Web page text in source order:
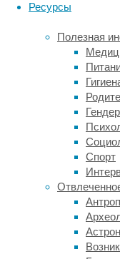
Ресурсы
Полезная
Спорт
Для
бентосные
системы.
Бентос
—
масса
которые
обитают
в
грунте
или
на
дне